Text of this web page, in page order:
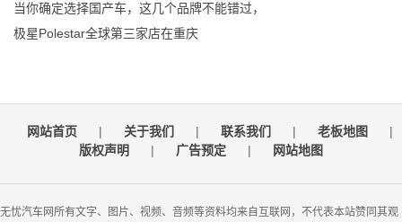
当你确定选择国产车，这几个品牌不能错过，
极星Polestar全球第三家店在重庆
网站首页 | 关于我们 | 联系我们 | 老板地图
|
版权声明
| 广告预定 | 网站地图
无忧汽车网所有文字、图片、视频、音频等资料均来自互联网，不代表本站赞同其观